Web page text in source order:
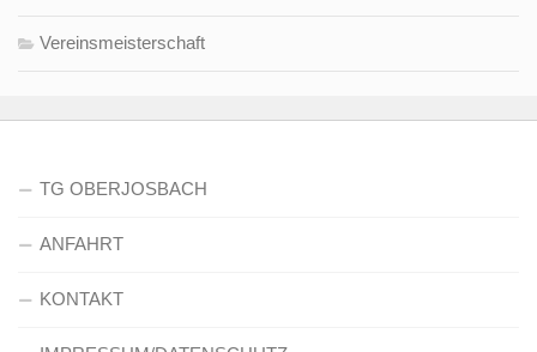
Vereinsmeisterschaft
TG OBERJOSBACH
ANFAHRT
KONTAKT